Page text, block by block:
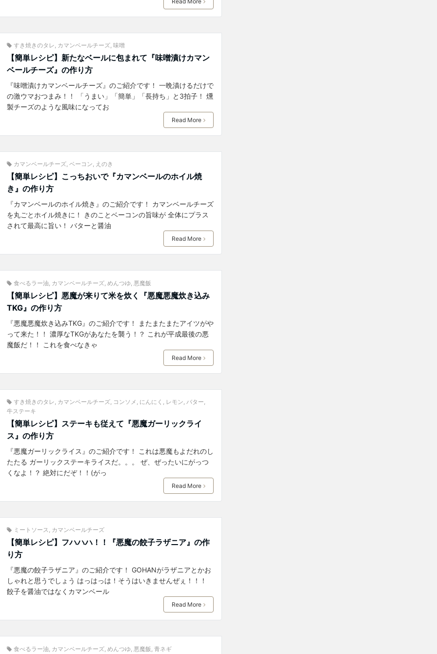
すき焼きのタレ カマンベールチーズ, 味噌
【簡単レシピ】新たなベールに包まれて『味噌漬けカマン
ベールチーズ』の作り方
『味噌漬けカマンベールチーズ』のご紹介です！ 一晩漬けるだけで
の激ウマおつまみ！！ 「うまい」「簡単」「長持ち」と3拍子！ 燻
製チーズのような風味になってお
Read More
カマンベールチーズ, ベーコン, えのき
【簡単レシピ】こっちおいで『カマンベールのホイル焼
き』の作り方
『カマンベールのホイル焼き』のご紹介です！ カマンベールチーズ
を丸ごとホイル焼きに！ きのことベーコンの旨味が 全体にプラス
されて最高に旨い！ バターと醤油
Read More
食べるラー油 カマンベールチーズ, めんつゆ 悪魔飯
【簡単レシピ】悪魔が来りて米を炊く『悪魔悪魔炊き込み
TKG』の作り方
『悪魔悪魔炊き込みTKG』のご紹介です！ またまたまたアイツがや
って来た！！ 濃厚なTKGがあなたを襲う！？ これが平成最後の悪
魔飯だ！！ これを食べなきゃ
Read More
すき焼きのタレ カマンベールチーズ, コンソメ にんにく レモン バター
牛ステーキ
【簡単レシピ】ステーキも従えて『悪魔ガーリックライ
ス』の作り方
『悪魔ガーリックライス』のご紹介です！ これは悪魔もよだれのし
たたる ガーリックステーキライスだ。。。 ぜ、ぜったいにがっつ
くなよ！？ 絶対にだぞ！！(がっ
Read More
ミートソース, カマンベールチーズ
【簡単レシピ】フハハハ！！『悪魔の餃子ラザニア』の作
り方
『悪魔の餃子ラザニア』のご紹介です！ GOHANがラザニアとかお
しゃれと思うでしょう はっはっは！そうはいきませんぜぇ！！！
餃子を醤油ではなくカマンベール
Read More
食べるラー油 カマンベールチーズ, めんつゆ 悪魔飯 青ネギ